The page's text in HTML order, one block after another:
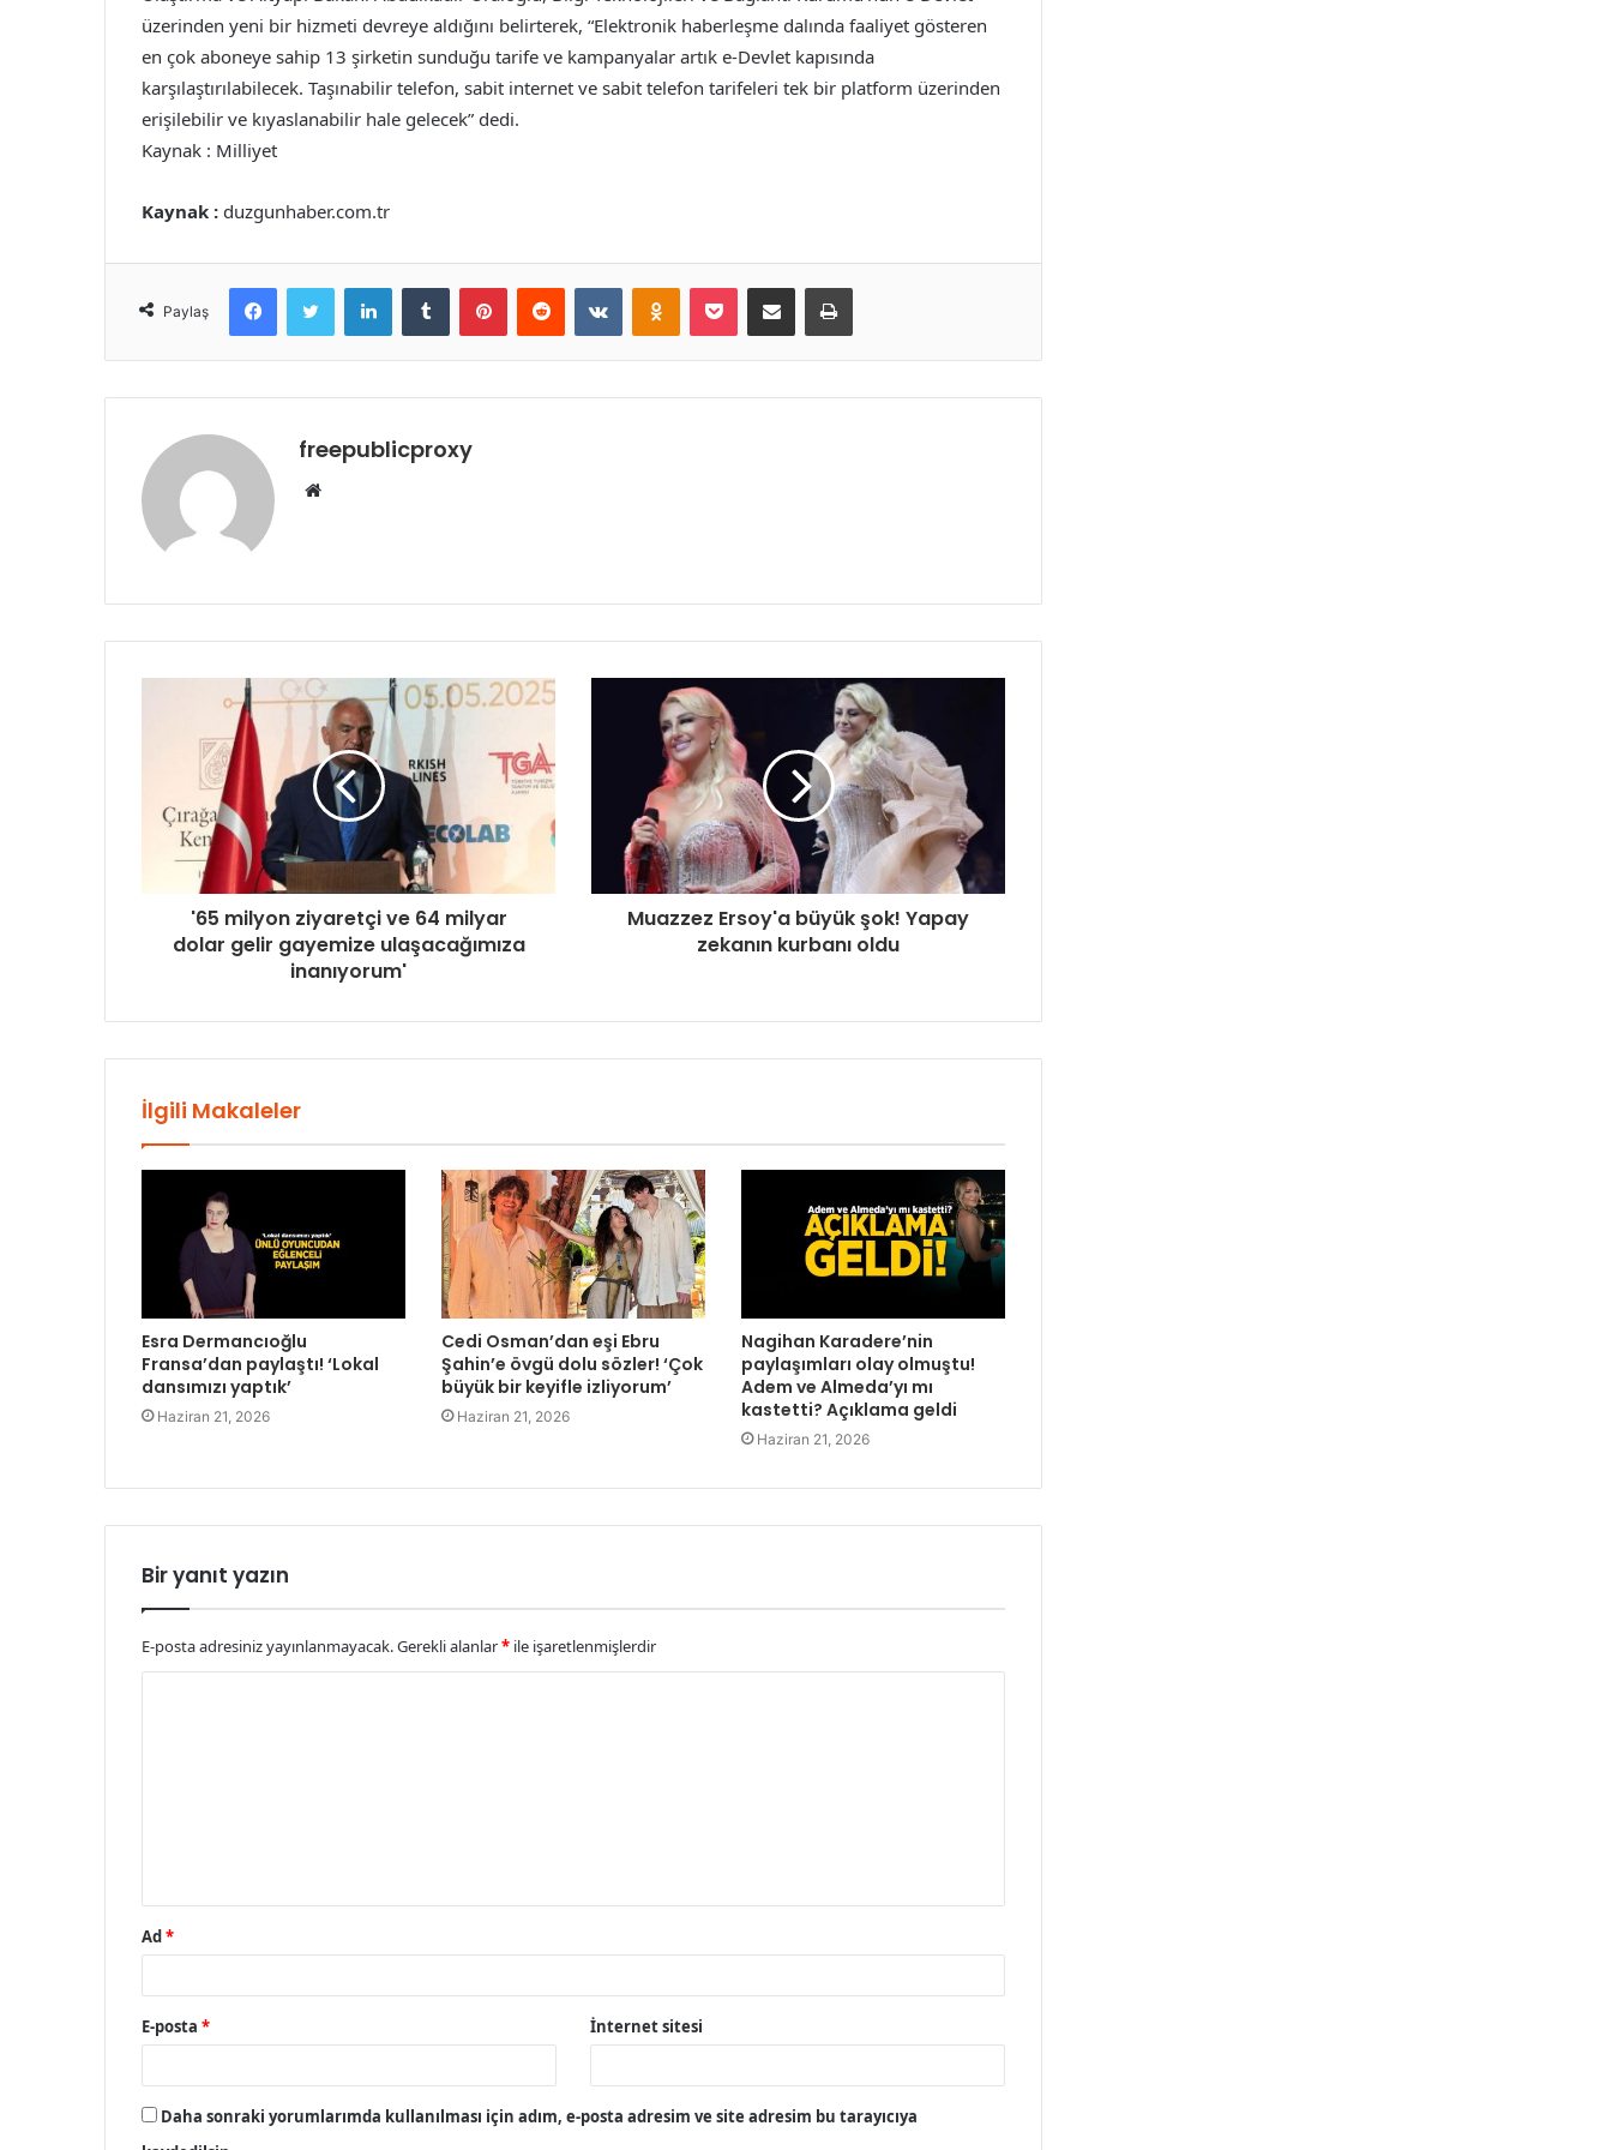
üzerinden yeni bir hizmeti devreye aldığını belirterek, “Elektronik haberleşme dalında faaliyet gösteren
en çok aboneye sahip 13 şirketin sunduğu tarife ve kampanyalar artık e-Devlet kapısında
karşılaştırılabilecek. Taşınabilir telefon, sabit internet ve sabit telefon tarifeleri tek bir platform üzerinden
erişilebilir ve kıyaslanabilir hale gelecek” dedi.
Kaynak : Milliyet
Kaynak : duzgunhaber.com.tr
Paylaş
FacebookTwitter LinkedInTumblr PinterestReddit VKontakteOdnoklassniki
Pocket E-Posta ile paylaş Yazdır
freepublicproxy
Web
'65 milyon ziyaretçi ve 64 milyar
dolar gelir gayemize ulaşacağımıza
inanıyorum'
Muazzez Ersoy'a büyük şok! Yapay
zekanın kurbanı oldu
İlgili Makaleler
Esra Dermancıoğlu
Fransa’dan paylaştı! ‘Lokal
dansımızı yaptık’
Haziran 21, 2026
Cedi Osman’dan eşi Ebru
Şahin’e övgü dolu sözler! ‘Çok
büyük bir keyifle izliyorum’
Haziran 21, 2026
Nagihan Karadere’nin
paylaşımları olay olmuştu!
Adem ve Almeda’yı mı
kastetti? Açıklama geldi
Haziran 21, 2026
Bir yanıt yazın
E-posta adresiniz yayınlanmayacak.Gerekli alanlar* ile işaretlenmişlerdir
Ad*
E-posta * İnternet sitesi
Daha sonraki yorumlarımda kullanılması için adım, e-posta adresim ve site adresim bu tarayıcıya